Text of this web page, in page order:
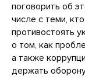
поговорить об
числе с теми,
противостоять
о том, как
а также
держать